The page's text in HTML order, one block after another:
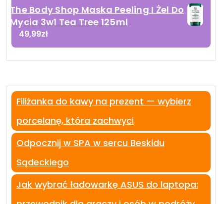
The Body Shop Maska Peeling I Żel Do
Mycia 3w1 Tea Tree 125ml
49,99zł
Filiżanka do kawy na prezent — wybierz
porcelanę, która zachwyci
Odpocznij w SPA w sercu Beskidu
Sądeckiego
Jak wybrać ładowarkę ASUS do laptopa: